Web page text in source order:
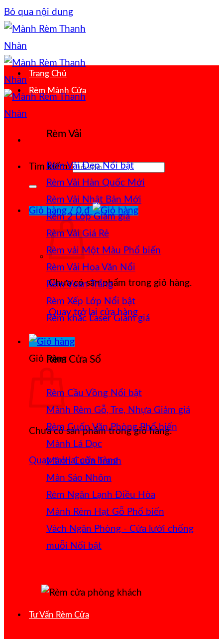
Bỏ qua nội dung
Tìm kiếm:
Giỏ hàng /0₫
Chưa có sản phẩm trong giỏ hàng.
Quay trở lại cửa hàng
Giỏ hàng
Chưa có sản phẩm trong giỏ hàng.
Quay trở lại cửa hàng
Trang Chủ
Rèm Mành Cửa
Rèm Vải
Rèm Vải Đẹp
Rèm Vải Hàn Quốc
Rèm Vải Nhật Bản
Rèm 2 Lớp
Rèm Vải Giá Rẻ
Rèm vải Một Màu
Rèm Vải Hoa Văn Nổi
Rèm Voan Trắng
Rèm Xếp Lớp
Rèm khắc Laser
Rèm Cửa Sổ
Rèm Cầu Vồng
Mành Rèm Gỗ, Tre, Nhựa
Rèm Cuốn Văn Phòng
Mành Lá Dọc
Mành Cuốn Tranh
Màn Sáo Nhôm
Rèm Ngăn Lạnh Điều Hòa
Mành Rèm Hạt Gỗ
Vách Ngăn Phòng - Cửa lưới chống
muỗi
Tư Vấn Rèm Cửa